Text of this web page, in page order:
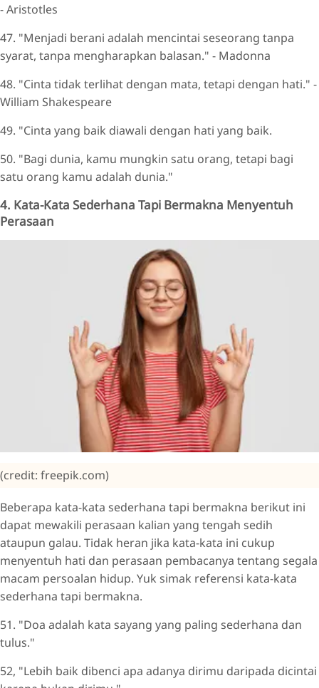
- Aristotles
47. "Menjadi berani adalah mencintai seseorang tanpa
syarat, tanpa mengharapkan balasan." - Madonna
48. "Cinta tidak terlihat dengan mata, tetapi dengan hati." -
William Shakespeare
49. "Cinta yang baik diawali dengan hati yang baik.
50. "Bagi dunia, kamu mungkin satu orang, tetapi bagi
satu orang kamu adalah dunia."
4. Kata-Kata Sederhana Tapi Bermakna Menyentuh
Perasaan
(credit: freepik.com)
Beberapa kata-kata sederhana tapi bermakna berikut ini
dapat mewakili perasaan kalian yang tengah sedih
ataupun galau. Tidak heran jika kata-kata ini cukup
menyentuh hati dan perasaan pembacanya tentang segala
macam persoalan hidup. Yuk simak referensi kata-kata
sederhana tapi bermakna.
51. "Doa adalah kata sayang yang paling sederhana dan
tulus."
52, "Lebih baik dibenci apa adanya dirimu daripada dicintai